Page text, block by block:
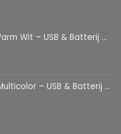
Tafellamp voor Kinderkamer – 28,5 x 24,5 cm
Sfeerlamp – Kinderkamer & Slaapkamer – 25,2 x 23 cm